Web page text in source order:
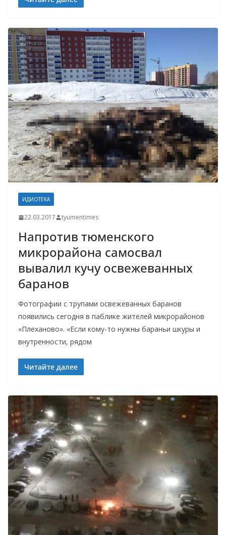
ИДИОТЕКА
22.03.2017 tyumentimes
Напротив тюменского
микрорайона самосвал
вывалил кучу освежеванных
баранов
Фотографии с трупами освежеванных баранов
появились сегодня в паблике жителей микрорайонов
«Плеханово». «Если кому-то нужны бараньи шкуры и
внутренности, рядом
Читайте далее